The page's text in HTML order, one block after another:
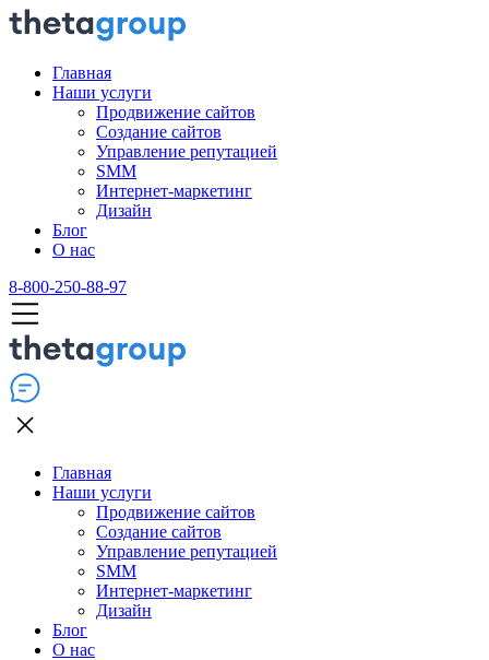
Главная
Наши услуги
Продвижение сайтов
Создание сайтов
Управление репутацией
SMM
Интернет-маркетинг
Дизайн
Блог
О нас
8-800-250-88-97
Главная
Наши услуги
Продвижение сайтов
Создание сайтов
Управление репутацией
SMM
Интернет-маркетинг
Дизайн
Блог
О нас